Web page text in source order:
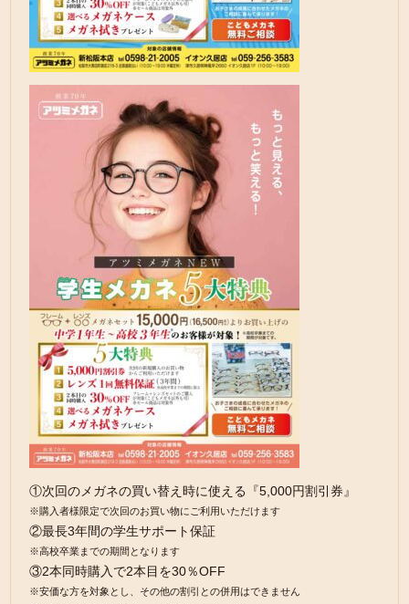
①次回のメガネの買い替え時に使える『5,000円割引券』
※購入者様限定で次回のお買い物にご利用いただけます
②最長3年間の学生サポート保証
※高校卒業までの期間となります
③2本同時購入で2本目を30％OFF
※安価な方を対象とし、その他の割引との併用はできません